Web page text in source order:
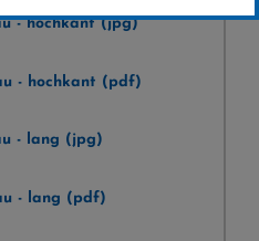
- hochkant (jpg)
- hochkant (pdf)
- lang (jpg)
- lang (pdf)